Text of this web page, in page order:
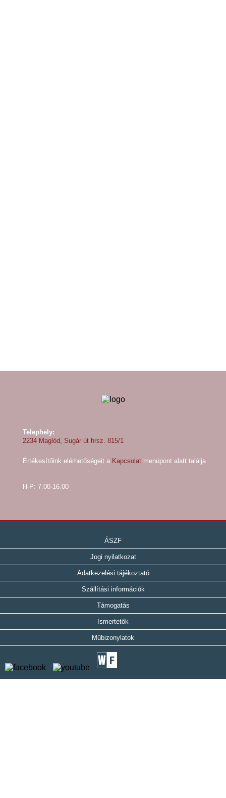
Telephely:
2234 Maglód, Sugár út hrsz. 815/1
Értékesítőink elérhetőségeit a Kapcsolat menüpont alatt találja
H-P: 7.00-16.00
ÁSZF
Jogi nyilatkozat
Adatkezelési tájékoztató
Szállítási információk
Támogatás
Ismertetők
Műbizonylatok